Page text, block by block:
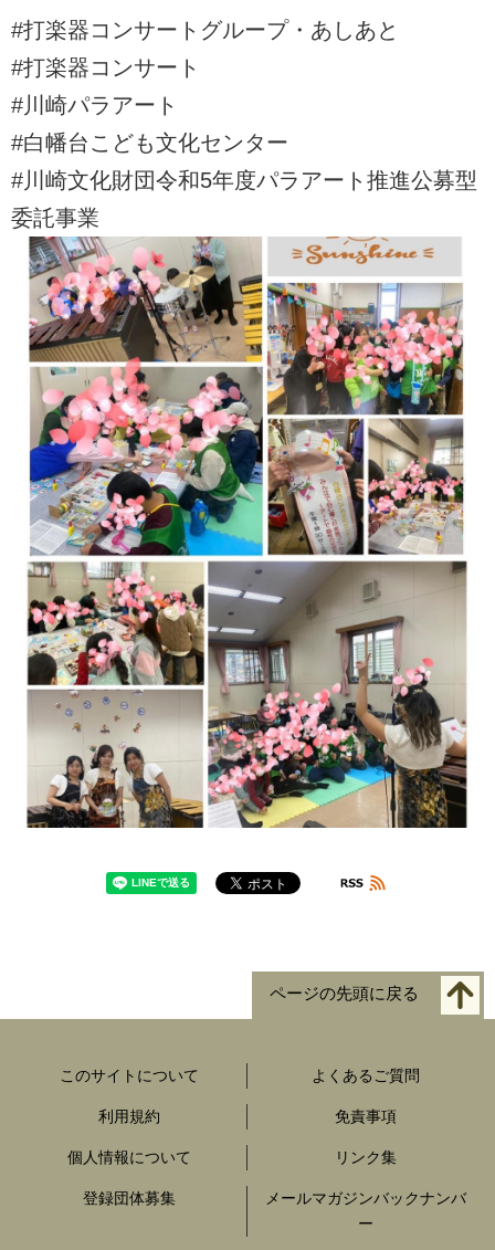
#打楽器コンサートグループ・あしあと
#打楽器コンサート
#川崎パラアート
#白幡台こども文化センター
#川崎文化財団令和5年度パラアート推進公募型
委託事業
ページの先頭に戻る
このサイトについて よくあるご質問
利用規約 免責事項
個人情報について リンク集
登録団体募集
メールマガジンバックナンバ
ー